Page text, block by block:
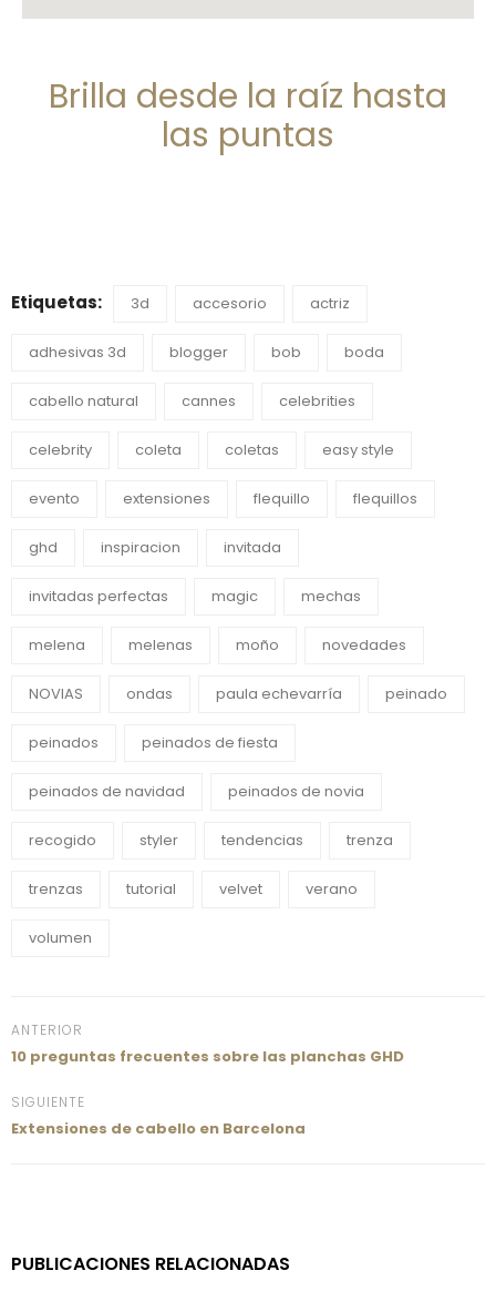
Brilla desde la raíz hasta
las puntas
Etiquetas: 3d accesorio actriz
adhesivas 3d blogger bob boda
cabello natural cannes celebrities
celebrity coleta coletas easy style
evento extensiones flequillo flequillos
ghd inspiracion invitada
invitadas perfectas magic mechas
melena melenas moño novedades
NOVIAS ondas paula echevarría peinado
peinados peinados de fiesta
peinados de navidad peinados de novia
recogido styler tendencias trenza
trenzas tutorial velvet verano
volumen
ANTERIOR
10 preguntas frecuentes sobre las planchas GHD
SIGUIENTE
Extensiones de cabello en Barcelona
PUBLICACIONES RELACIONADAS